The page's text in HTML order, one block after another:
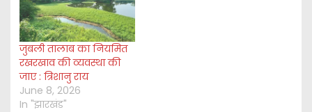
जुबली तालाब का नियमित
रखरखाव की व्यवस्था की
जाए : त्रिशानु राय
June 8, 2026
In "झारखंड"